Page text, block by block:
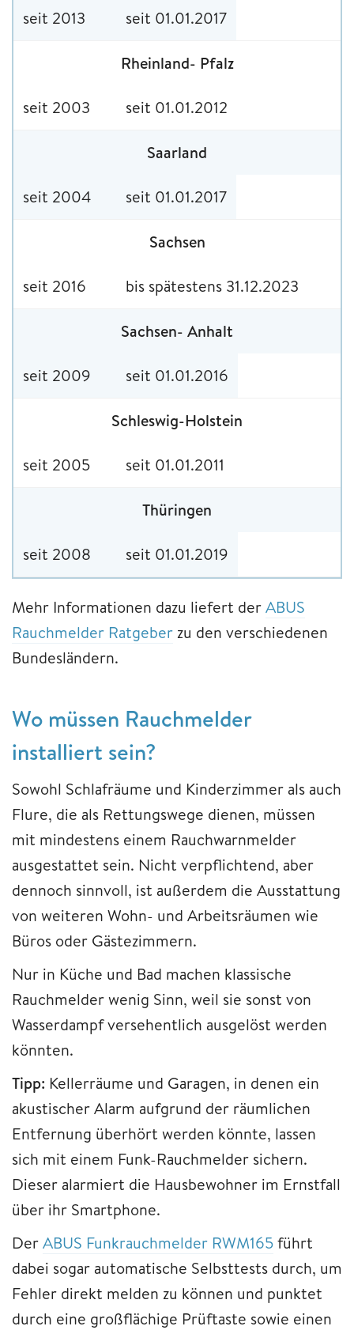
seit 2013 seit 01.01.2017
Rheinland- Pfalz
seit 2003 seit 01.01.2012
Saarland
seit 2004 seit 01.01.2017
Sachsen
seit 2016 bis spätestens 31.12.2023
Sachsen- Anhalt
seit 2009 seit 01.01.2016
Schleswig-Holstein
seit 2005 seit 01.01.2011
Thüringen
seit 2008 seit 01.01.2019
Mehr Informationen dazu liefert derABUS
Rauchmelder Ratgeberzu den verschiedenen
Bundesländern.
Wo müssen Rauchmelder
installiert sein?
Sowohl Schlafräume und Kinderzimmer als auch
Flure, die als Rettungswege dienen, müssen
mit mindestens einem Rauchwarnmelder
ausgestattet sein. Nicht verpflichtend, aber
dennoch sinnvoll, ist außerdem die Ausstattung
von weiteren Wohn- und Arbeitsräumen wie
Büros oder Gästezimmern.
Nur in Küche und Bad machen klassische
Rauchmelder wenig Sinn, weil sie sonst von
Wasserdampf versehentlich ausgelöst werden
könnten.
Tipp: Kellerräume und Garagen, in denen ein
akustischer Alarm aufgrund der räumlichen
Entfernung überhört werden könnte, lassen
sich mit einem Funk-Rauchmelder sichern.
Dieser alarmiert die Hausbewohner im Ernstfall
über ihr Smartphone.
DerABUS Funkrauchmelder RWM165führt
dabei sogar automatische Selbsttests durch, um
Fehler direkt melden zu können und punktet
durch eine großflächige Prüftaste sowie einen